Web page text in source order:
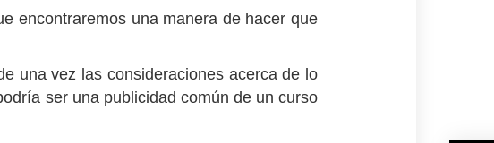
encontraremos una manera de hacer que
una vez las consideraciones acerca de lo
ser una publicidad común de un curso